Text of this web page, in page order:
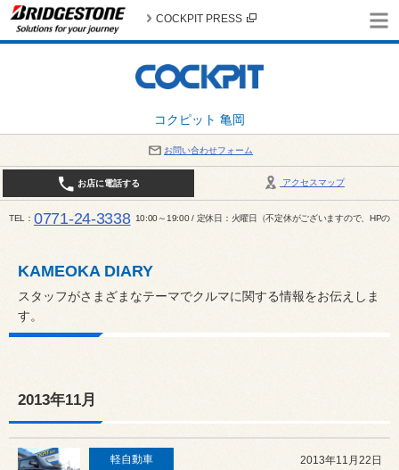
コクピット 亀岡
COCKPIT PRESS
お問い合わせフォーム
アクセスマップ
お店に電話する
TEL 0771-24-3338 10:00～19:00 / 定休日：火曜日（不定休がございますので、HPの
KAMEOKA DIARY
スタッフがさまざまなテーマでクルマに関する情報をお伝えしま
す。
2013年11月
軽自動車 2013年11月22日